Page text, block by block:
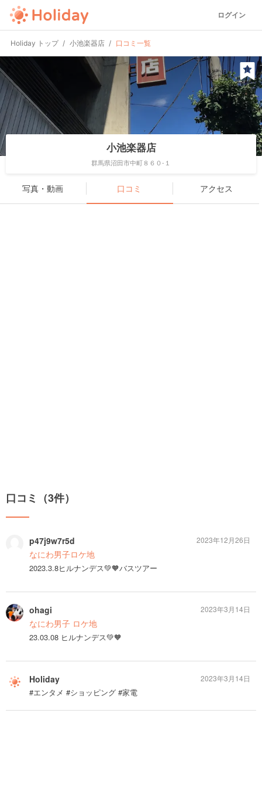
ログイン
Holiday トップ 小池楽器店 口コミ一覧
小池楽器店
群馬県沼田市中町８６０-１
写真・動画 口コミ アクセス
口コミ（3件）
p47j9w7r5d
なにわ男子ロケ地
2023.3.8ヒルナンデス💚🧡バスツアー
2023年12月26日
ohagi
なにわ男子 ロケ地
23.03.08 ヒルナンデス💚🧡
2023年3月14日
Holiday
#エンタメ #ショッピング #家電
2023年3月14日